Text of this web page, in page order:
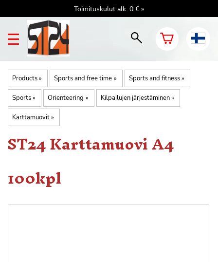
Toimituskulut alk. 0 € »
Products‪» Sports and free time ‪» Sports and fitness‪»
Sports‪» Orienteering ‪» Kilpailujen järjestäminen‪»
Karttamuovit‪»
ST24Karttamuovi A4
100kpl